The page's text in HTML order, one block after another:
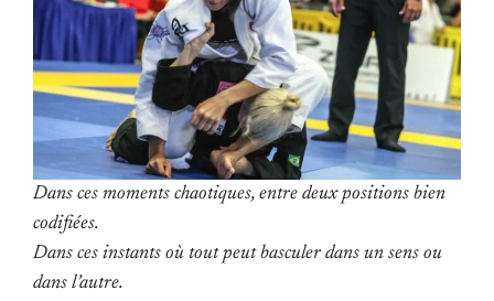
Dans ces moments chaotiques, entre deux positions bien
codifiées.
Dans ces instants où tout peut basculer dans un sens ou
dans l’autre.